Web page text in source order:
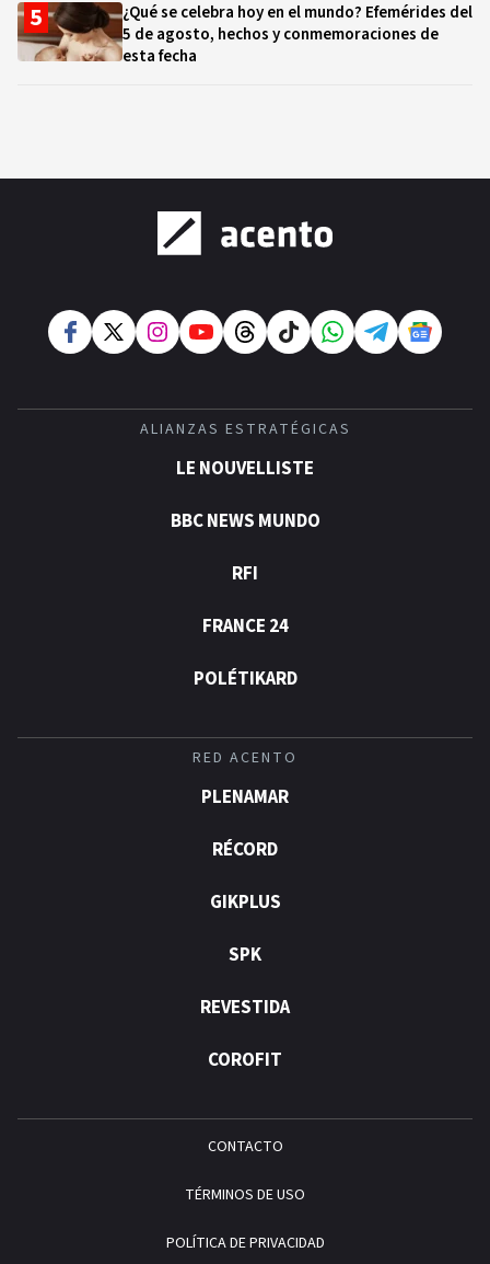
¿Qué se celebra hoy en el mundo? Efemérides del
5 de agosto, hechos y conmemoraciones de
esta fecha
ALIANZAS ESTRATÉGICAS
LE NOUVELLISTE
BBC NEWS MUNDO
RFI
FRANCE 24
POLÉTIKARD
RED ACENTO
PLENAMAR
RÉCORD
GIKPLUS
SPK
REVESTIDA
COROFIT
CONTACTO
TÉRMINOS DE USO
POLÍTICA DE PRIVACIDAD